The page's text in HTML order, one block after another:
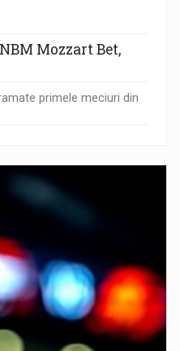
Mozzart Bet,
primele meciuri din